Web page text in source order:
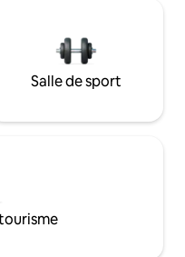
Salle de sport